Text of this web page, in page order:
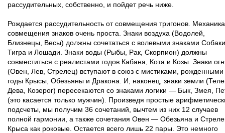
рассудительных, собственно, и пойдет речь ниже.
Рождается рассудительность от совмещения тригонов. Механика
совмещения знаков очень проста. Знаки воздуха (Водолей,
Близнецы, Весы) должны сочетаться с волевыми знаками
Тигра и Лошади. Знаки воды (Рыбы, Рак, Скорпион) должны
совместиться с реалистами годов Кабана, Кота и Козы. Знаки
(Овен, Лев, Стрелец) вступают в союз с мистиками, рожденными
годы Крысы, Обезьяны и Дракона. И, наконец, знаки земли
Дева, Козерог) пересекаются со знаками логики — Бык, Змея,
(это касается только мужчин). Произведя простые
подсчеты, мы получим 36 сочетаний, вычтем из них 12 случаев
полной гармонии, а также сочетания Овен — Обезьяна и
Крыса как роковые. Остается всего лишь 22 пары. Это немного